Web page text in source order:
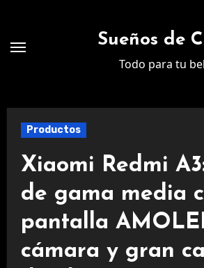
contenido
Sueños de
Todo para tu
Productos
Xiaomi Redmi
de gama media
pantalla
cámara y gran